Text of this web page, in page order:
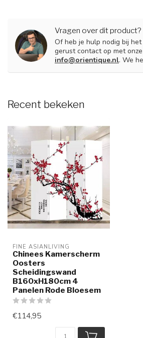
Vragen over dit product?
Of heb je hulp nodig bij
gerust contact op met
info@orientique.nl. We
Recent bekeken
FINE ASIANLIVING
Chinees Kamerscherm
Oosters
Scheidingswand
B160xH180cm 4
Panelen Rode Bloesem
€114,95